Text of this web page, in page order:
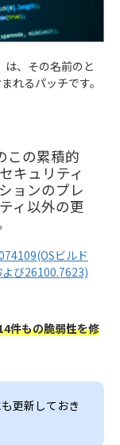
、その名前のと
れるパッチです。
この累積的
キュリティ
ョンのプレ
ィ以外の更
ビルド
び26100.7623)
件もの脆弱性を修
更新しておき